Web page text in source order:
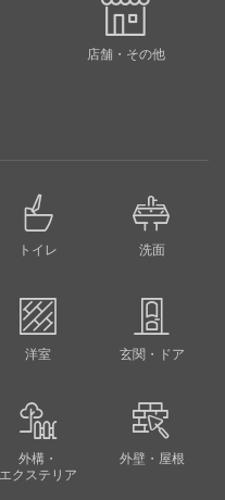
店舗・その他
トイレ 洗面
洋室 玄関・ドア
外構・
エクステリア
外壁・屋根